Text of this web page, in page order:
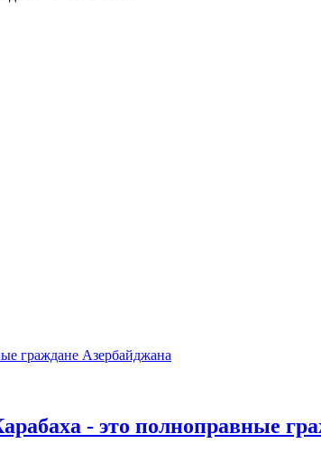
- это полноправные